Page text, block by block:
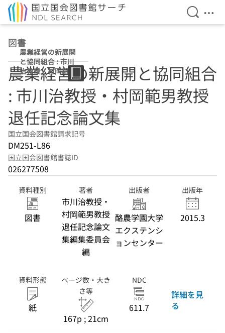
検索を
メ
図書
農業経営の新展開
と協同組合 : 市川
治教授・村岡範男
教授退任記念論文
集
農業経営の新展開と協同組合
: 市川治教授・村岡範男教授
退任記念論文集
国立国会図書館請求記号
DM251-L86
国立国会図書館書誌ID
026277508
資料種別
図書
著者
市川治教授・
村岡範男教授
退任記念論文
集編集委員会
編
出版者
酪農学園大学
エクステンシ
ョンセンター
出版年
2015.3
資料形態
紙
ページ数・大き
さ等
167p ; 21cm
NDC
611.7
詳細を見
る